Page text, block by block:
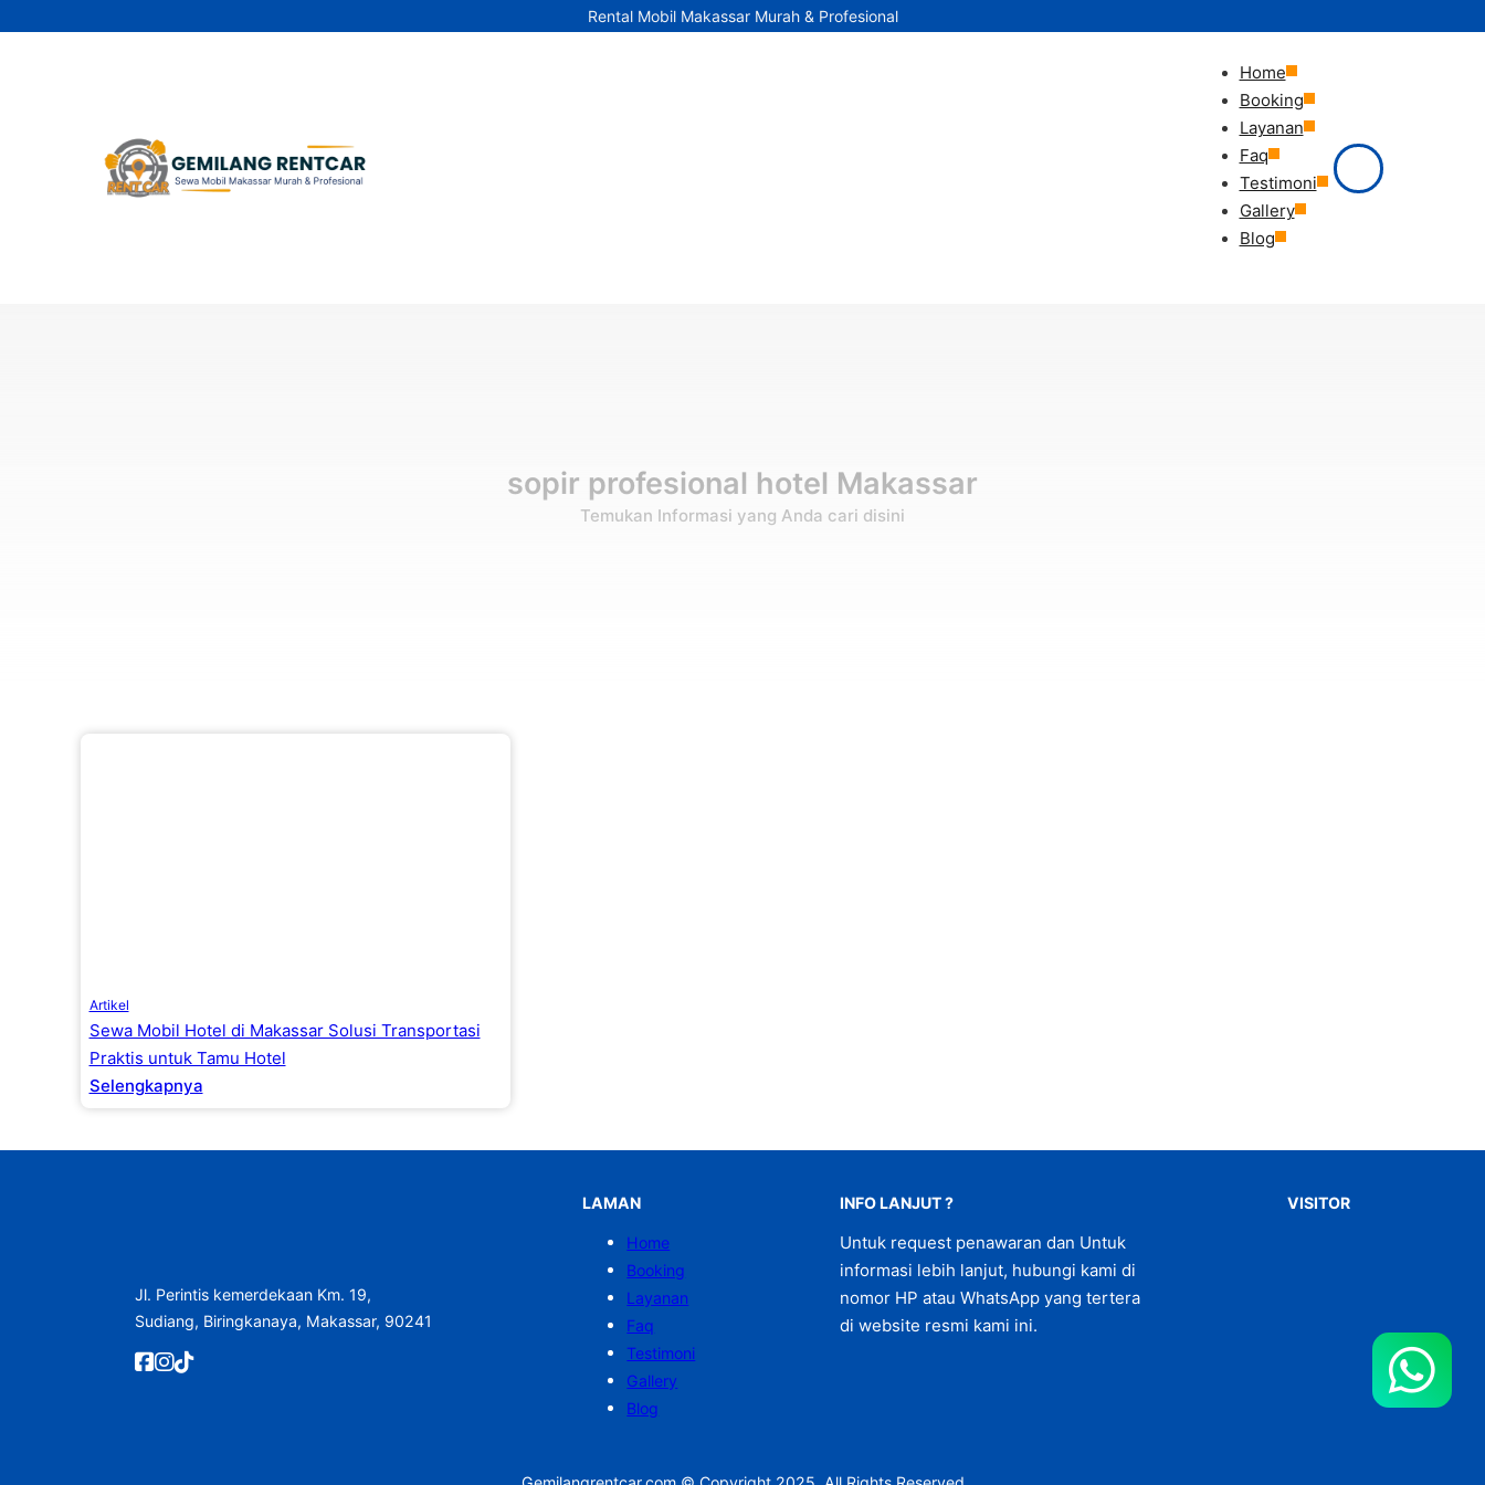
Rental Mobil Makassar Murah & Profesional
Home
Booking
Layanan
Faq
Testimoni
Gallery
Blog
sopir profesional hotel Makassar
Temukan Informasi yang Anda cari disini
Artikel
Sewa Mobil Hotel di Makassar Solusi Transportasi
Praktis untuk Tamu Hotel
Selengkapnya
Jl. Perintis kemerdekaan Km. 19,
Sudiang, Biringkanaya, Makassar, 90241
LAMAN
Home
Booking
Layanan
Faq
Testimoni
Gallery
Blog
INFO LANJUT ?
Untuk request penawaran dan Untuk
informasi lebih lanjut, hubungi kami di
nomor HP atau WhatsApp yang tertera
di website resmi kami ini.
VISITOR